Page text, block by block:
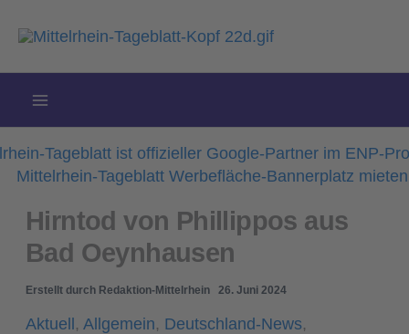
Inhalt
Hirntod von Phillippos aus
Bad Oeynhausen
Erstellt durch Redaktion-Mittelrhein 26. Juni 2024
Aktuell,Allgemein, Deutschland-News,